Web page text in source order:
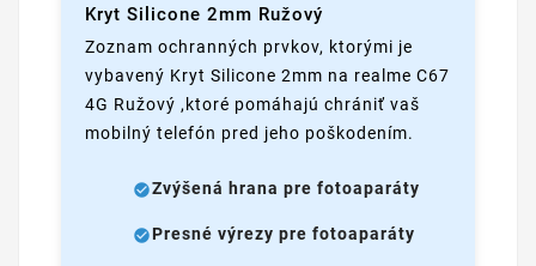
Kryt Silicone 2mm Ružový
Zoznam ochranných prvkov, ktorými je
vybavený Kryt Silicone 2mm na realme C67
4G Ružový ,ktoré pomáhajú chrániť vaš
mobilný telefón pred jeho poškodením.
Zvýšená hrana pre fotoaparáty
Presné výrezy pre fotoaparáty